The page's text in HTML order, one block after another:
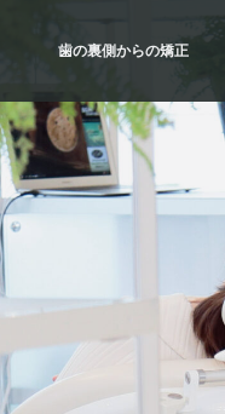
歯の裏側からの矯正
歯の裏側からの矯正
ハーフ・リンガル